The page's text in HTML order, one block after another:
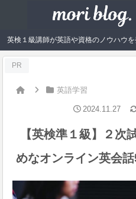
英検１級講師が英語や資格のノウハウ
PR
英語学習
【英検準１級】２次
めなオンライン英会話
2024.11.27